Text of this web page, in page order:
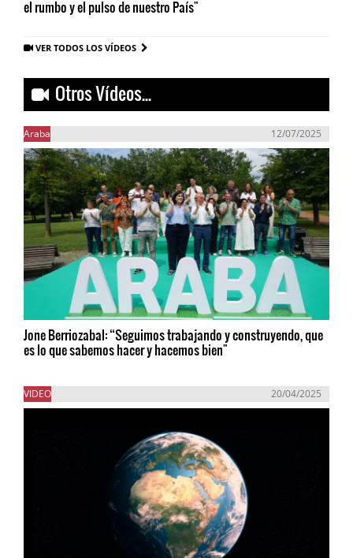
el rumbo y el pulso de nuestro País"
VER TODOS LOS VÍDEOS
Otros Vídeos...
Araba 12/07/2025
Jone Berriozabal: “Seguimos trabajando y construyendo, que
es lo que sabemos hacer y hacemos bien"
VIDEO 20/04/2025